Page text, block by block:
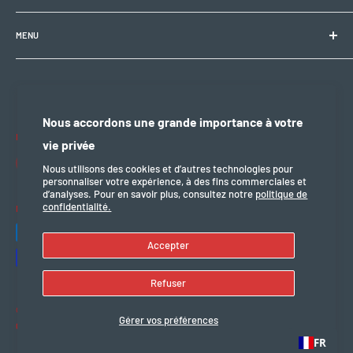
Nous accordons une grande importance à votre
vie privée
Nous utilisons des cookies et d’autres technologies pour
personnaliser votre expérience, à des fins commerciales et
d’analyses. Pour en savoir plus, consultez notre politique de
confidentialité.
Gérer vos préférences
Accepter
Refuser
1008 Prilly (VD), Suisse
+41 21 946 10 30
🕘 Lun–Ven : 9h00–12h00 / 14h00–18h30
MENU
Condition générale et de service
Politique de remboursement
mention légal
Nous suivre
Nous acceptons
© 2026 Electro Bike Zone
Commerce électronique propulsé par Shopify
FR